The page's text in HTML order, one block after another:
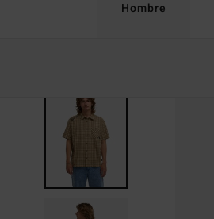
Hombre